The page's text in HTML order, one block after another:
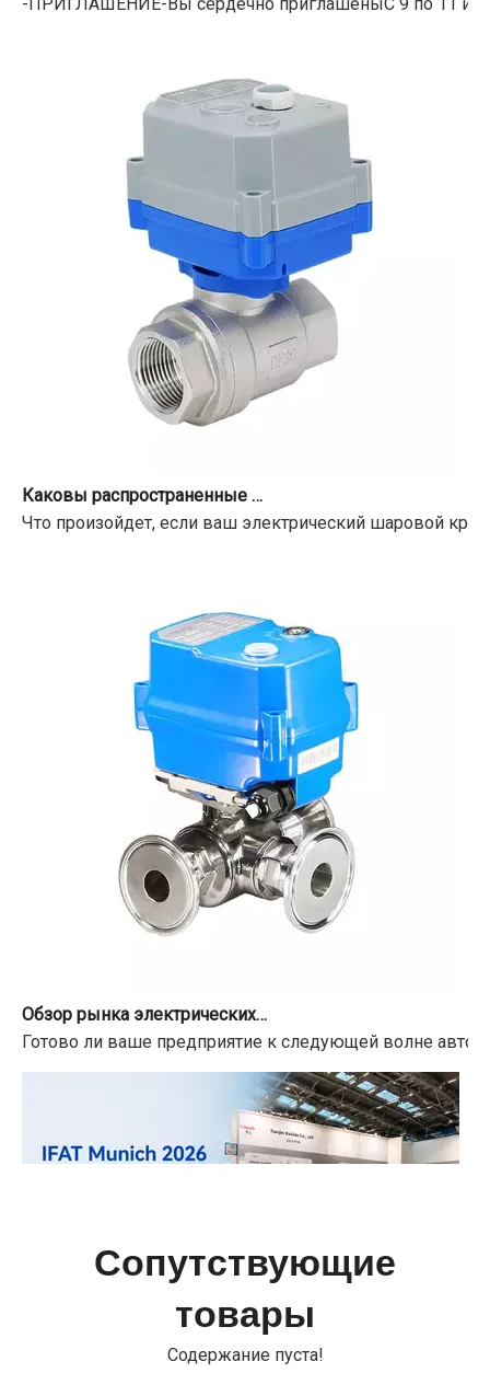
Что произойдет, если ваш электрический шаровой
Готово ли ваше предприятие к следующей волне
IFAT Мюнхен 2026 успешно завершился
IFAT С 4 по 7 мая 2026 года в Messe München в
Сопутствующие
товары
Содержание пуста!